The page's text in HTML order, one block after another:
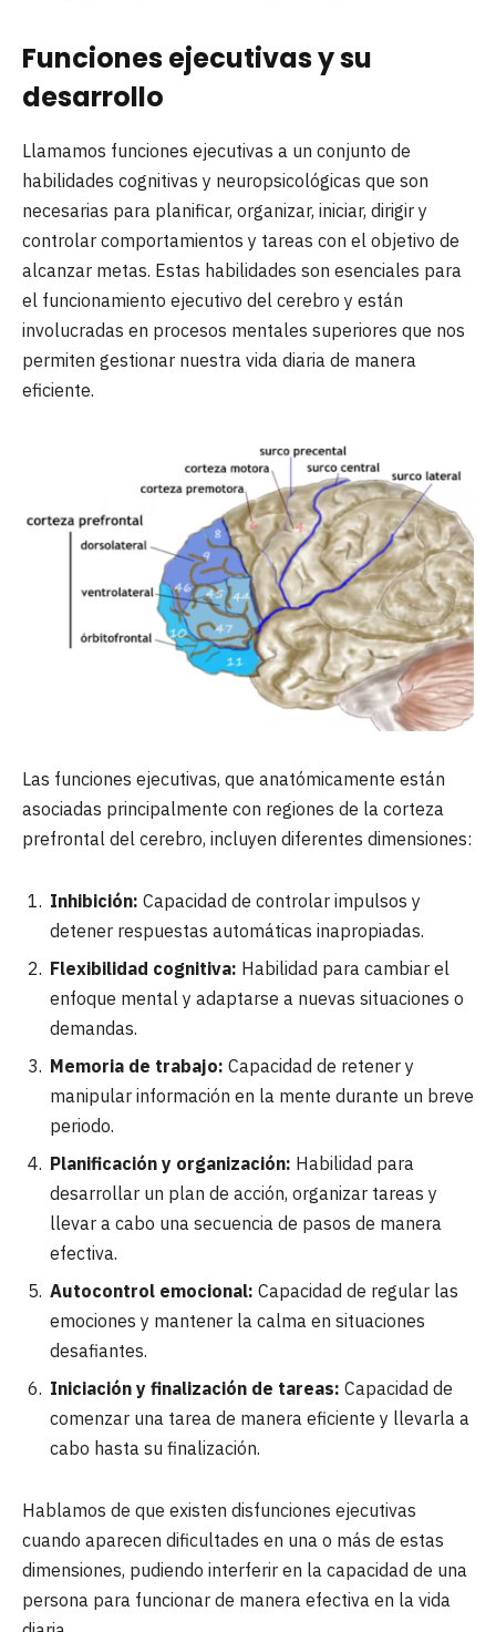
Funciones ejecutivas y su
desarrollo
Llamamos funciones ejecutivas a un conjunto de
habilidades cognitivas y neuropsicológicas que son
necesarias para planificar, organizar, iniciar, dirigir y
controlar comportamientos y tareas con el objetivo de
alcanzar metas. Estas habilidades son esenciales para
el funcionamiento ejecutivo del cerebro y están
involucradas en procesos mentales superiores que nos
permiten gestionar nuestra vida diaria de manera
eficiente.
Las funciones ejecutivas, que anatómicamente están
asociadas principalmente con regiones de la corteza
prefrontal del cerebro, incluyen diferentes dimensiones:
Inhibición: Capacidad de controlar impulsos y
detener respuestas automáticas inapropiadas.
Flexibilidad cognitiva: Habilidad para cambiar el
enfoque mental y adaptarse a nuevas situaciones o
demandas.
Memoria de trabajo: Capacidad de retener y
manipular información en la mente durante un breve
periodo.
Planificación y organización: Habilidad para
desarrollar un plan de acción, organizar tareas y
llevar a cabo una secuencia de pasos de manera
efectiva.
Autocontrol emocional: Capacidad de regular las
emociones y mantener la calma en situaciones
desafiantes.
Iniciación y finalización de tareas: Capacidad de
comenzar una tarea de manera eficiente y llevarla a
cabo hasta su finalización.
Hablamos de que existen disfunciones ejecutivas
cuando aparecen dificultades en una o más de estas
dimensiones, pudiendo interferir en la capacidad de una
persona para funcionar de manera efectiva en la vida